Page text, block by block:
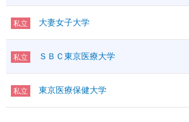
②
ⅡBC
◇
科目数
理科
理科基礎
物理基礎
地学基礎
物理
◇
私立 大妻女子大学
私立 ＳＢＣ東京医療大学
私立 東京医療保健大学